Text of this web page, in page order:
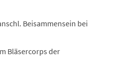
Beisammensein bei
Bläsercorps der